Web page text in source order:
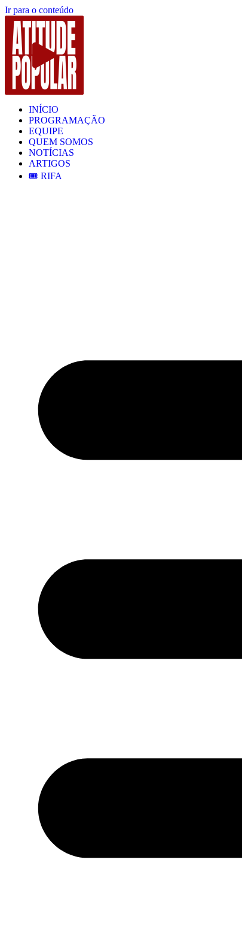
Ir para o conteúdo
INÍCIO
PROGRAMAÇÃO
EQUIPE
QUEM SOMOS
NOTÍCIAS
ARTIGOS
🎟️ RIFA